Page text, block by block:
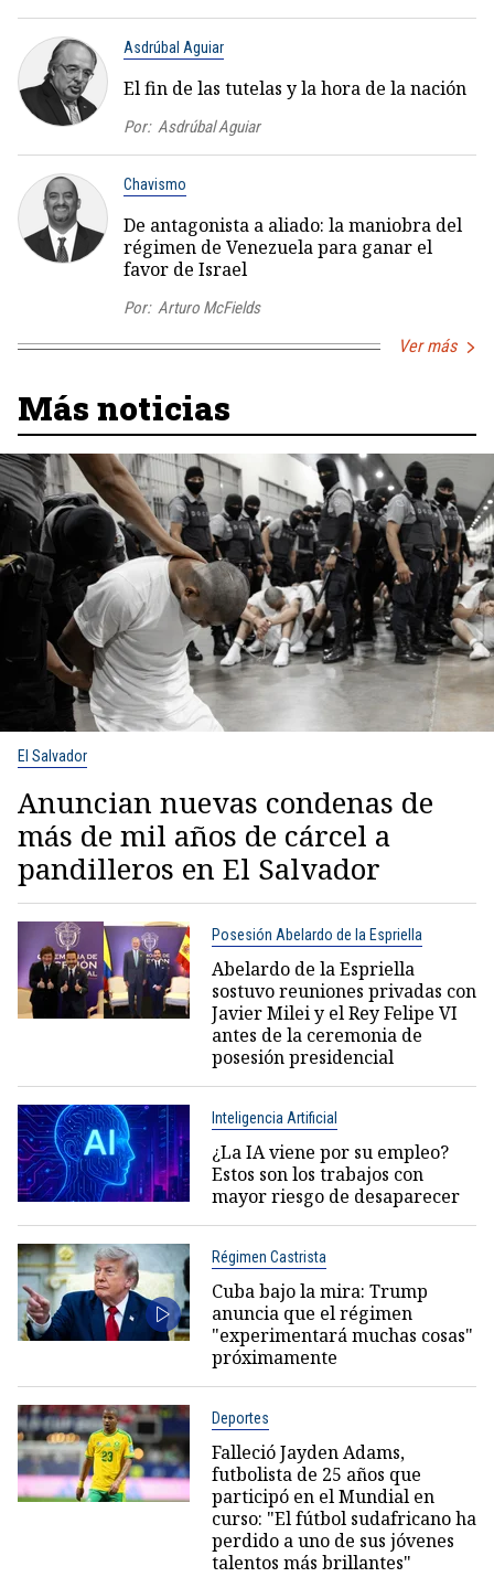
Asdrúbal Aguiar
El fin de las tutelas y la hora de la nación
Por: Asdrúbal Aguiar
Chavismo
De antagonista a aliado: la maniobra del
régimen de Venezuela para ganar el
favor de Israel
Por: Arturo McFields
Ver más
Más noticias
El Salvador
Anuncian nuevas condenas de
más de mil años de cárcel a
pandilleros en El Salvador
Posesión Abelardo de la Espriella
Abelardo de la Espriella
sostuvo reuniones privadas con
Javier Milei y el Rey Felipe VI
antes de la ceremonia de
posesión presidencial
Inteligencia Artificial
¿La IA viene por su empleo?
Estos son los trabajos con
mayor riesgo de desaparecer
Régimen Castrista
Cuba bajo la mira: Trump
anuncia que el régimen
"experimentará muchas cosas"
próximamente
Deportes
Falleció Jayden Adams,
futbolista de 25 años que
participó en el Mundial en
curso: "El fútbol sudafricano ha
perdido a uno de sus jóvenes
talentos más brillantes"